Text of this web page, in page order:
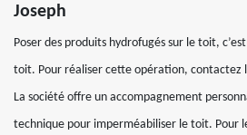
Joseph
Poser des produits hydrofugés sur le toit,
toit. Pour réaliser cette opération, contactez
La société offre un accompagnement
technique pour imperméabiliser le toit. Pour